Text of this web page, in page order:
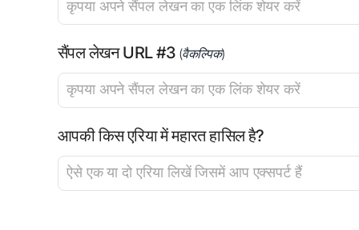
सैंपल लेखन URL #3 (वैकल्पिक)
आपकी किस एरिया में महारत हासिल है?